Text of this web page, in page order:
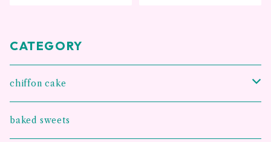
CATEGORY
chiffon cake
王様のシフォンケーキ
baked sweets